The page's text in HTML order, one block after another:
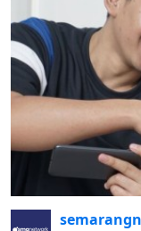
cipta.